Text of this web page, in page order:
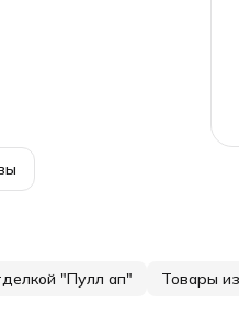
"Пулл ап" Товары